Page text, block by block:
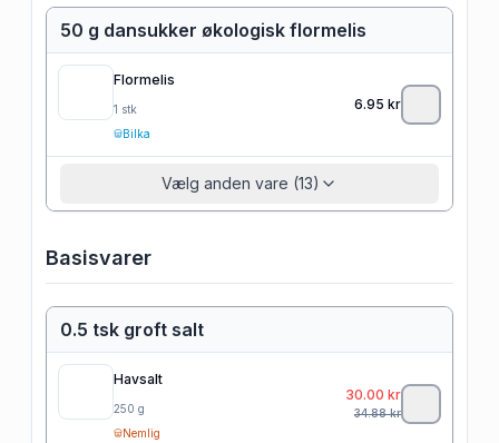
50 g dansukker økologisk flormelis
Flormelis
1 stk
Bilka
6.95 kr
Vælg anden vare (13)
Basisvarer
0.5 tsk groft salt
Havsalt
250 g
Nemlig
30.00 kr
34.88kr